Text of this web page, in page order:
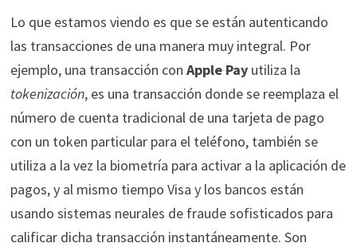
Lo que estamos viendo es que se están autenticando
las transacciones de una manera muy integral. Por
ejemplo, una transacción con Apple Payutiliza la
tokenización, es una transacción donde se reemplaza el
número de cuenta tradicional de una tarjeta de pago
con un token particular para el teléfono, también se
utiliza a la vez la biometría para activar a la aplicación de
pagos, y al mismo tiempo Visa y los bancos están
usando sistemas neurales de fraude sofisticados para
calificar dicha transacción instantáneamente. Son